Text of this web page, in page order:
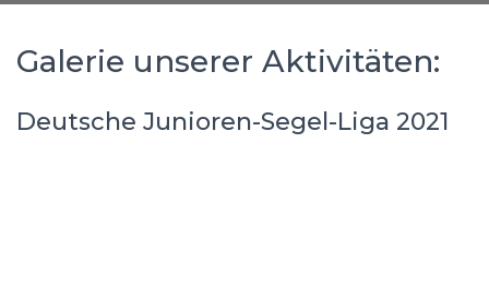
Galerie unserer Aktivitäten:
Deutsche Junioren-Segel-Liga 2021